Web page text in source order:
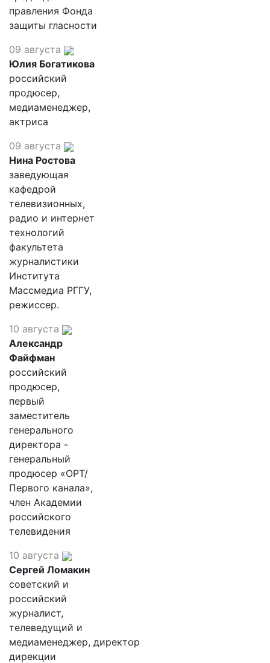
правления Фонда
защиты гласности
09 августа
Юлия Богатикова
российский
продюсер,
медиаменеджер,
актриса
09 августа
Нина Ростова
заведующая
кафедрой
телевизионных,
радио и интернет
технологий
факультета
журналистики
Института
Массмедиа РГГУ,
режиссер.
10 августа
Александр
Файфман
российский
продюсер,
первый
заместитель
генерального
директора -
генеральный
продюсер «ОРТ/
Первого канала»,
член Академии
российского
телевидения
10 августа
Сергей Ломакин
советский и
российский
журналист,
телеведущий и
медиаменеджер, директор
дирекции